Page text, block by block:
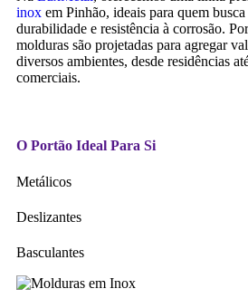
inox em Pinhão, ideais para quem
durabilidade e resistência à corrosão.
molduras são projetadas para agregar
diversos ambientes, desde residências
comerciais.
O Portão Ideal Para Si
Metálicos
Deslizantes
Basculantes